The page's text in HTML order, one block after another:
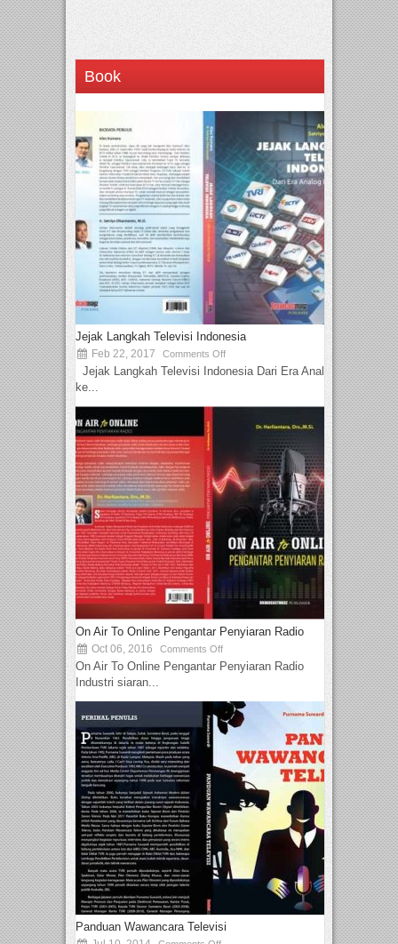
Book
Jejak Langkah Televisi Indonesia
Feb 22, 2017 Comments Off
Jejak Langkah Televisi Indonesia Dari Era Analog
ke...
On Air To Online Pengantar Penyiaran Radio
Oct 06, 2016 Comments Off
On Air To Online Pengantar Penyiaran Radio
Industri siaran...
Panduan Wawancara Televisi